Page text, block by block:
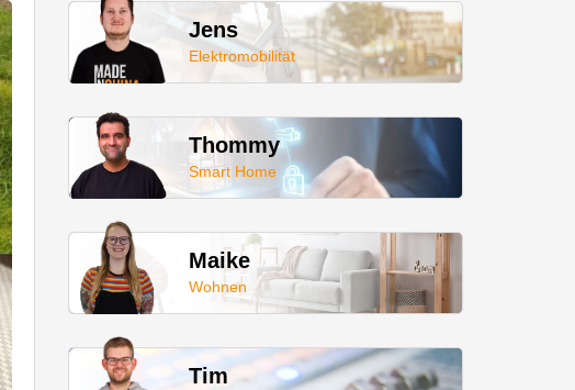
Jens
Elektromobilität
Thommy
Smart Home
Maike
Wohnen
Tim